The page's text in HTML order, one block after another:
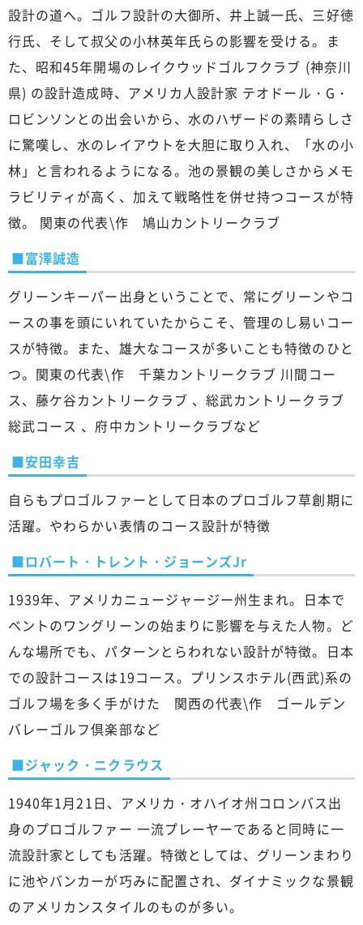
設計の道へ。ゴルフ設計の大御所、井上誠一氏、三好徳
行氏、そして叔父の小林英年氏らの影響を受ける。ま
た、昭和45年開場のレイクウッドゴルフクラブ (神奈川
県) の設計造成時、アメリカ人設計家 テオドール・G・
ロビンソンとの出会いから、水のハザードの素晴らしさ
に驚嘆し、水のレイアウトを大胆に取り入れ、「水の小
林」と言われるようになる。池の景観の美しさからメモ
ラビリティが高く、加えて戦略性を併せ持つコースが特
徴。 関東の代表\作 鳩山カントリークラブ
■富澤誠造
グリーンキーパー出身ということで、常にグリーンやコ
ースの事を頭にいれていたからこそ、管理のし易いコー
スが特徴。また、雄大なコースが多いことも特徴のひと
つ。関東の代表\作 千葉カントリークラブ 川間コー
ス、藤ケ谷カントリークラブ 、総武カントリークラブ
総武コース 、府中カントリークラブなど
■安田幸吉
自らもプロゴルファーとして日本のプロゴルフ草創期に
活躍。やわらかい表情のコース設計が特徴
■ロバート・トレント・ジョーンズJr
1939年、アメリカニュージャージー州生まれ。日本で
ベントのワングリーンの始まりに影響を与えた人物。ど
んな場所でも、パターンとらわれない設計が特徴。日本
での設計コースは19コース。プリンスホテル(西武)系の
ゴルフ場を多く手がけた 関西の代表\作 ゴールデン
バレーゴルフ倶楽部など
■ジャック・ニクラウス
1940年1月21日、アメリカ・オハイオ州コロンバス出
身のプロゴルファー 一流プレーヤーであると同時に一
流設計家としても活躍。特徴としては、グリーンまわり
に池やバンカーが巧みに配置され、ダイナミックな景観
のアメリカンスタイルのものが多い。